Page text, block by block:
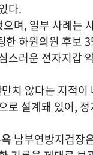
다.
며, 일부 사례는
하원의원 후보
스러운 전자지갑
치 않다는 지적이
로 설계돼 있어,
남부연방지검장